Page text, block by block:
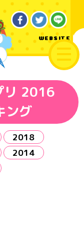
WEBSITE
リ 2016
ング
2018
2014